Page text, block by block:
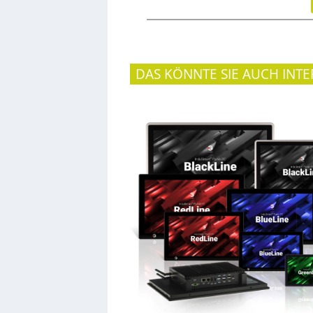
DAS KÖNNTE SIE AUCH